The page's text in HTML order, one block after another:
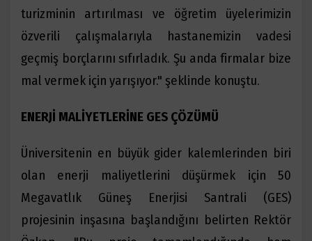
turizminin artırılması ve öğretim üyelerimizin
özverili çalışmalarıyla hastanemizin vadesi
geçmiş borçlarını sıfırladık. Şu anda firmalar bize
mal vermek için yarışıyor." şeklinde konuştu.
ENERJİ MALİYETLERİNE GES ÇÖZÜMÜ
Üniversitenin en büyük gider kalemlerinden biri
olan enerji maliyetlerini düşürmek için 50
Megavatlık Güneş Enerjisi Santrali (GES)
projesinin inşasına başlandığını belirten Rektör